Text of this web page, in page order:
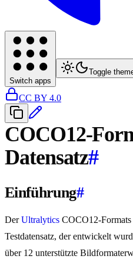
Switch apps
Toggle
CC BY 4.0
COCO12-
Datensatz#
Einführung#
DerUltralytics COCO12-Formats
Testdatensatz, der entwickelt
über 12 unterstützte